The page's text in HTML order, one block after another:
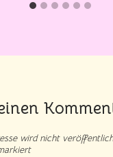
wird nicht